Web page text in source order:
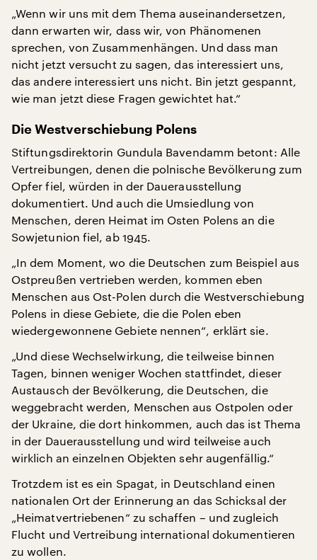
„Wenn wir uns mit dem Thema auseinandersetzen,
dann erwarten wir, dass wir, von Phänomenen
sprechen, von Zusammenhängen. Und dass man
nicht jetzt versucht zu sagen, das interessiert uns,
das andere interessiert uns nicht. Bin jetzt gespannt,
wie man jetzt diese Fragen gewichtet hat.“
Die Westverschiebung Polens
Stiftungsdirektorin Gundula Bavendamm betont: Alle
Vertreibungen, denen die polnische Bevölkerung zum
Opfer fiel, würden in der Dauerausstellung
dokumentiert. Und auch die Umsiedlung von
Menschen, deren Heimat im Osten Polens an die
Sowjetunion fiel, ab 1945.
„In dem Moment, wo die Deutschen zum Beispiel aus
Ostpreußen vertrieben werden, kommen eben
Menschen aus Ost-Polen durch die Westverschiebung
Polens in diese Gebiete, die die Polen eben
wiedergewonnene Gebiete nennen“, erklärt sie.
„Und diese Wechselwirkung, die teilweise binnen
Tagen, binnen weniger Wochen stattfindet, dieser
Austausch der Bevölkerung, die Deutschen, die
weggebracht werden, Menschen aus Ostpolen oder
der Ukraine, die dort hinkommen, auch das ist Thema
in der Dauerausstellung und wird teilweise auch
wirklich an einzelnen Objekten sehr augenfällig.“
Trotzdem ist es ein Spagat, in Deutschland einen
nationalen Ort der Erinnerung an das Schicksal der
„Heimatvertriebenen“ zu schaffen – und zugleich
Flucht und Vertreibung international dokumentieren
zu wollen.